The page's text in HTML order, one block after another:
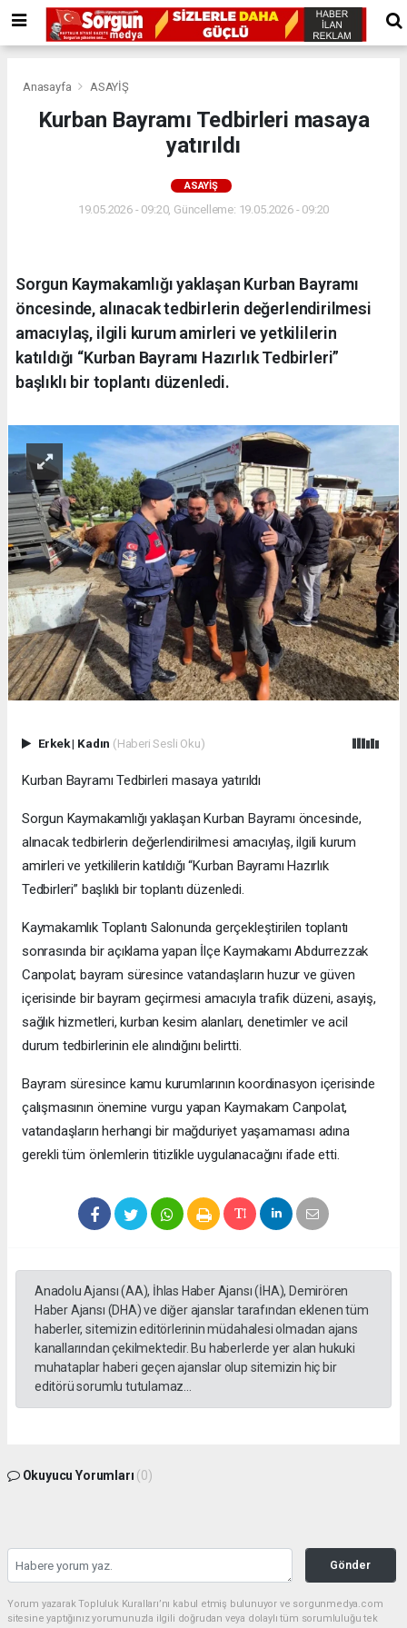
Anasayfa ASAYİŞ
Kurban Bayramı Tedbirleri masaya
yatırıldı
ASAYİŞ
19.05.2026 - 09:20, Güncelleme: 19.05.2026 - 09:20
Sorgun Kaymakamlığı yaklaşan Kurban Bayramı
öncesinde, alınacak tedbirlerin değerlendirilmesi
amacıylaş, ilgili kurum amirleri ve yetkililerin
katıldığı “Kurban Bayramı Hazırlık Tedbirleri”
başlıklı bir toplantı düzenledi.
Erkek| Kadın (Haberi Sesli Oku)
Kurban Bayramı Tedbirleri masaya yatırıldı
Sorgun Kaymakamlığı yaklaşan Kurban Bayramı öncesinde,
alınacak tedbirlerin değerlendirilmesi amacıylaş, ilgili kurum
amirleri ve yetkililerin katıldığı “Kurban Bayramı Hazırlık
Tedbirleri” başlıklı bir toplantı düzenledi.
Kaymakamlık Toplantı Salonunda gerçekleştirilen toplantı
sonrasında bir açıklama yapan İlçe Kaymakamı Abdurrezzak
Canpolat; bayram süresince vatandaşların huzur ve güven
içerisinde bir bayram geçirmesi amacıyla trafik düzeni, asayiş,
sağlık hizmetleri, kurban kesim alanları, denetimler ve acil
durum tedbirlerinin ele alındığını belirtti.
Bayram süresince kamu kurumlarının koordinasyon içerisinde
çalışmasının önemine vurgu yapan Kaymakam Canpolat,
vatandaşların herhangi bir mağduriyet yaşamaması adına
gerekli tüm önlemlerin titizlikle uygulanacağını ifade etti.
Anadolu Ajansı (AA), İhlas Haber Ajansı (İHA), Demirören
Haber Ajansı (DHA) ve diğer ajanslar tarafından eklenen tüm
haberler, sitemizin editörlerinin müdahalesi olmadan ajans
kanallarından çekilmektedir. Bu haberlerde yer alan hukuki
muhataplar haberi geçen ajanslar olup sitemizin hiç bir
editörü sorumlu tutulamaz...
Okuyucu Yorumları (0)
Gönder
Yorum yazarak Topluluk Kuralları’nı kabul etmiş bulunuyor ve sorgunmedya.com
sitesine yaptığınız yorumunuzla ilgili doğrudan veya dolaylı tüm sorumluluğu tek